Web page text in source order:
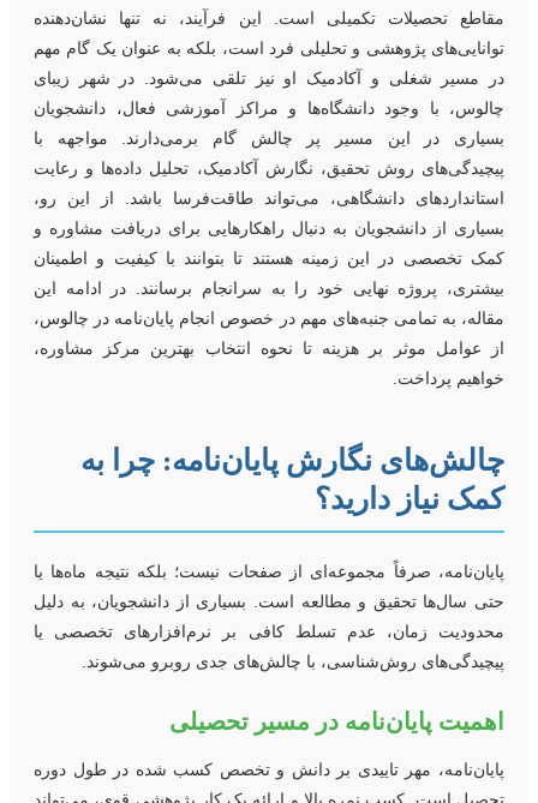
تحصیلات تکمیلی است. این فرآیند، نه تنها نشان‌دهنده
پژوهشی و تحلیلی فرد است، بلکه به عنوان یک گام مهم
مسیر شغلی و آکادمیک او نیز تلقی می‌شود. در شهر زیبای
با وجود دانشگاه‌ها و مراکز آموزشی فعال، دانشجویان
در این مسیر پر چالش گام برمی‌دارند. مواجهه با
روش‌ تحقیق، نگارش آکادمیک، تحلیل داده‌ها و رعایت
دانشگاهی، می‌تواند طاقت‌فرسا باشد. از این رو،
از دانشجویان به دنبال راهکارهایی برای دریافت مشاوره و
تخصصی در این زمینه هستند تا بتوانند با کیفیت و اطمینان
پروژه نهایی خود را به سرانجام برسانند. در ادامه این
به تمامی جنبه‌های مهم در خصوص انجام پایان‌نامه در چالوس،
عوامل موثر بر هزینه تا نحوه انتخاب بهترین مرکز مشاوره،
پرداخت.
نگارش پایان‌نامه: چرا به
نیاز دارید؟
صرفاً مجموعه‌ای از صفحات نیست؛ بلکه نتیجه ماه‌ها یا
سال‌ها تحقیق و مطالعه است. بسیاری از دانشجویان، به دلیل
زمان، عدم تسلط کافی بر نرم‌افزارهای تخصصی یا
روش‌شناسی، با چالش‌های جدی روبرو می‌شوند.
پایان‌نامه در مسیر تحصیلی
مهر تاییدی بر دانش و تخصص کسب شده در طول دوره